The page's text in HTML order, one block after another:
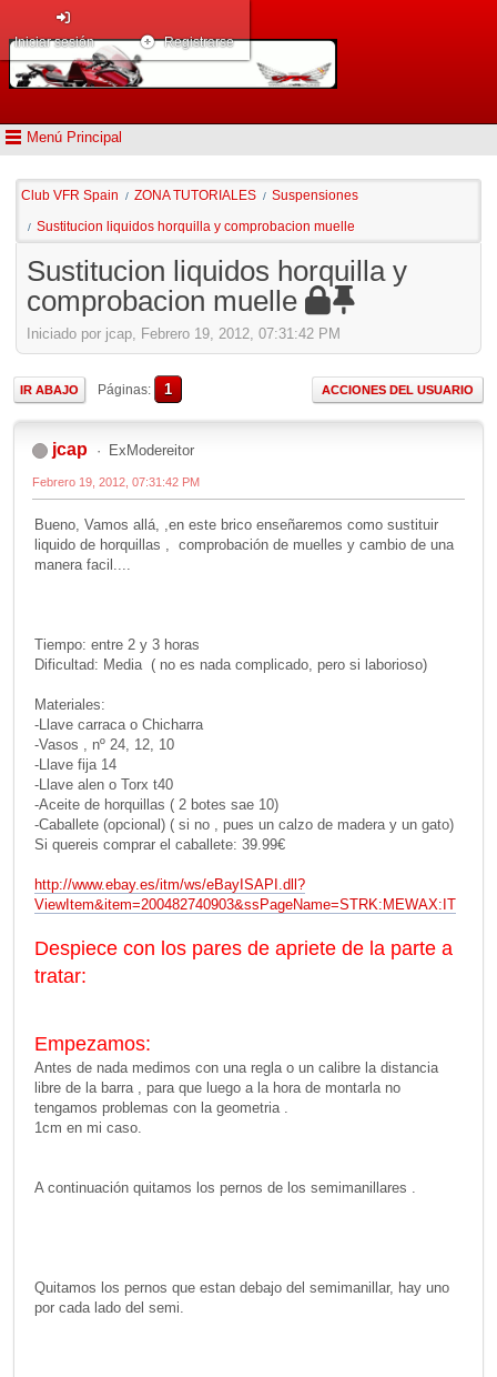
Menú Principal
Iniciar sesión Registrarse
Club VFR Spain / ZONA TUTORIALES / Suspensiones
/ Sustitucion liquidos horquilla y comprobacion muelle
Sustitucion liquidos horquilla y
comprobacion muelle
Iniciado por jcap, Febrero 19, 2012, 07:31:42 PM
IR ABAJO Páginas 1 ACCIONES DEL USUARIO
jcap ExModereitor
Febrero 19, 2012, 07:31:42 PM
Bueno, Vamos allá, ,en este brico enseñaremos como sustituir
liquido de horquillas , comprobación de muelles y cambio de una
manera facil....
Tiempo: entre 2 y 3 horas
Dificultad: Media ( no es nada complicado, pero si laborioso)
Materiales:
-Llave carraca o Chicharra
-Vasos , nº 24, 12, 10
-Llave fija 14
-Llave alen o Torx t40
-Aceite de horquillas ( 2 botes sae 10)
-Caballete (opcional) ( si no , pues un calzo de madera y un gato)
Si quereis comprar el caballete: 39.99€
http://www.ebay.es/itm/ws/eBayISAPI.dll?
ViewItem&item=200482740903&ssPageName=STRK:MEWAX:IT
Despiece con los pares de apriete de la parte a
tratar:
Empezamos:
Antes de nada medimos con una regla o un calibre la distancia
libre de la barra , para que luego a la hora de montarla no
tengamos problemas con la geometria .
1cm en mi caso.
A continuación quitamos los pernos de los semimanillares .
Quitamos los pernos que estan debajo del semimanillar, hay uno
por cada lado del semi.